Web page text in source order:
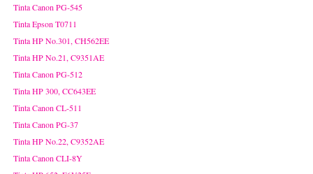
Tinta Canon PG-545
Tinta Epson T0711
Tinta HP No.301, CH562EE
Tinta HP No.21, C9351AE
Tinta Canon PG-512
Tinta HP 300, CC643EE
Tinta Canon CL-511
Tinta Canon PG-37
Tinta HP No.22, C9352AE
Tinta Canon CLI-8Y